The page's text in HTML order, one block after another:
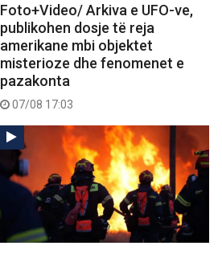
Foto+Video/ Arkiva e UFO-ve,
publikohen dosje të reja
amerikane mbi objektet
misterioze dhe fenomenet e
pazakonta
07/08 17:03